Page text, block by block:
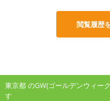
閲覧履歴
東京都 のGW(ゴールデンウィー
す